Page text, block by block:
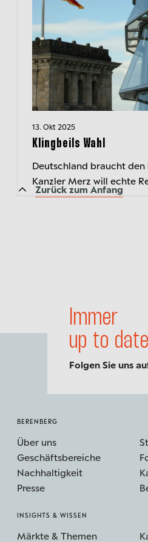
13. Okt 2025
Klingbeils Wahl
Deutschland braucht den
Kanzler Merz will echte
SPD muss zustimmen.
Immer
up to date
Folgen Sie uns
Zurück zum Anfang
BERENBERG
Über uns
Geschäftsbereiche
Nachhaltigkeit
Presse
INSIGHTS & WISSEN
Märkte & Themen